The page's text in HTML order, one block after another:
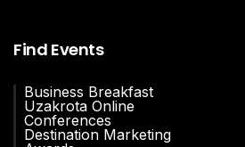
Find Events
Business Breakfast
Uzakrota Online
Conferences
Destination Marketing